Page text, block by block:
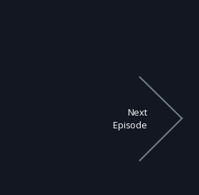
Next
Episode